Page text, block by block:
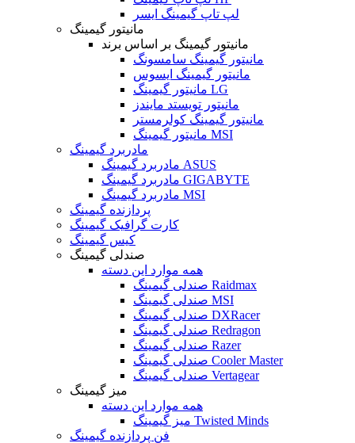
لپ تاپ گیمینگ ایسر
مانیتور گیمینگ
مانیتور گیمینگ بر اساس برند
مانیتور گیمینگ سامسونگ
مانیتور گیمینگ ایسوس
مانیتور گیمینگ LG
مانیتور تویستد مایندز
مانیتور گیمینگ کولرمستر
مانیتور گیمینگ MSI
مادربرد گیمینگ
مادربرد گیمینگ ASUS
مادربرد گیمینگ GIGABYTE
مادربرد گیمینگ MSI
پردازنده گیمینگ
کارت گرافیک گیمینگ
کیس گیمینگ
صندلی گیمینگ
همه موارد این دسته
صندلی گیمینگ Raidmax
صندلی گیمینگ MSI
صندلی گیمینگ DXRacer
صندلی گیمینگ Redragon
صندلی گیمینگ Razer
صندلی گیمینگ Cooler Master
صندلی گیمینگ Vertagear
میز گیمینگ
همه موارد این دسته
میز گیمینگ Twisted Minds
فن پردازنده گیمینگ